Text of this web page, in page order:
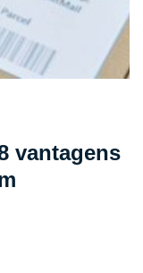
vantagens